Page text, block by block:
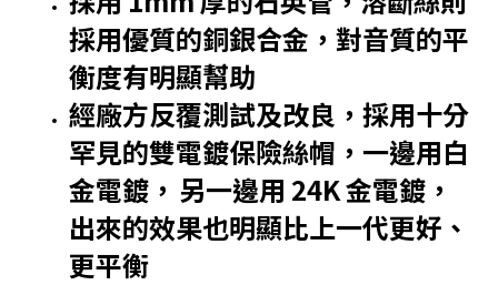
採用優質的銅銀合金，對音質的平
衡度有明顯幫助
經廠方反覆測試及改良，採用十分
罕見的雙電鍍保險絲帽，一邊用白
金電鍍， 另一邊用 24K 金電鍍，
出來的效果也明顯比上一代更好、
更平衡